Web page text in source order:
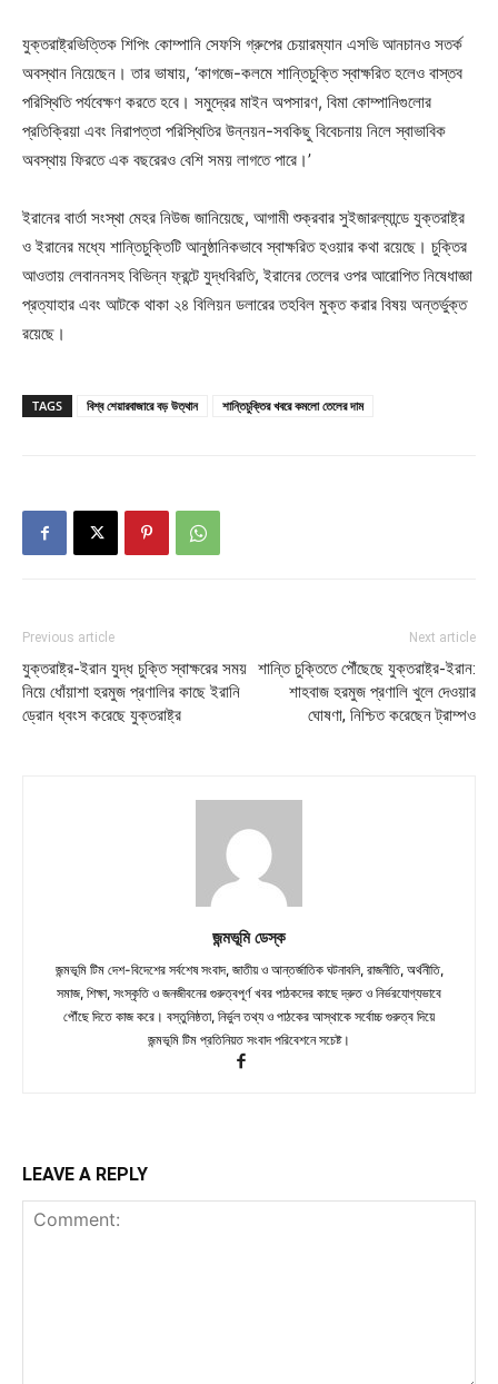
যুক্তরাষ্ট্রভিত্তিক শিপিং কোম্পানি সেফসি গ্রুপের চেয়ারম্যান এসভি আনচানও সতর্ক
অবস্থান নিয়েছেন। তার ভাষায়, ‘কাগজে-কলমে শান্তিচুক্তি স্বাক্ষরিত হলেও বাস্তব
পরিস্থিতি পর্যবেক্ষণ করতে হবে। সমুদ্রের মাইন অপসারণ, বিমা কোম্পানিগুলোর
প্রতিক্রিয়া এবং নিরাপত্তা পরিস্থিতির উন্নয়ন-সবকিছু বিবেচনায় নিলে স্বাভাবিক
অবস্থায় ফিরতে এক বছরেরও বেশি সময় লাগতে পারে।’
ইরানের বার্তা সংস্থা মেহর নিউজ জানিয়েছে, আগামী শুক্রবার সুইজারল্যান্ডে যুক্তরাষ্ট্র
ও ইরানের মধ্যে শান্তিচুক্তিটি আনুষ্ঠানিকভাবে স্বাক্ষরিত হওয়ার কথা রয়েছে। চুক্তির
আওতায় লেবাননসহ বিভিন্ন ফ্রন্টে যুদ্ধবিরতি, ইরানের তেলের ওপর আরোপিত নিষেধাজ্ঞা
প্রত্যাহার এবং আটকে থাকা ২৪ বিলিয়ন ডলারের তহবিল মুক্ত করার বিষয় অন্তর্ভুক্ত
রয়েছে।
TAGS বিশ্ব শেয়ারবাজারে বড় উত্থান শান্তিচুক্তির খবরে কমলো তেলের দাম
Previous article
যুক্তরাষ্ট্র-ইরান যুদ্ধ চুক্তি স্বাক্ষরের সময়
নিয়ে ধোঁয়াশা হরমুজ প্রণালির কাছে ইরানি
ড্রোন ধ্বংস করেছে যুক্তরাষ্ট্র
Next article
শান্তি চুক্তিতে পৌঁছেছে যুক্তরাষ্ট্র-ইরান:
শাহবাজ হরমুজ প্রণালি খুলে দেওয়ার
ঘোষণা, নিশ্চিত করেছেন ট্রাম্পও
জন্মভূমি ডেস্ক
জন্মভূমি টিম দেশ-বিদেশের সর্বশেষ সংবাদ, জাতীয় ও আন্তর্জাতিক ঘটনাবলি, রাজনীতি, অর্থনীতি,
সমাজ, শিক্ষা, সংস্কৃতি ও জনজীবনের গুরুত্বপূর্ণ খবর পাঠকদের কাছে দ্রুত ও নির্ভরযোগ্যভাবে
পৌঁছে দিতে কাজ করে। বস্তুনিষ্ঠতা, নির্ভুল তথ্য ও পাঠকের আস্থাকে সর্বোচ্চ গুরুত্ব দিয়ে
জন্মভূমি টিম প্রতিনিয়ত সংবাদ পরিবেশনে সচেষ্ট।
LEAVE A REPLY